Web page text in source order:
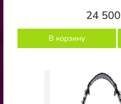
24 500
В корзину